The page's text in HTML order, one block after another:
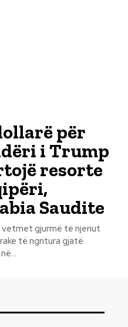
për
i Trump
resorte
Saudite
vetmet gjurmë të njeriut
të ngritura gjatë